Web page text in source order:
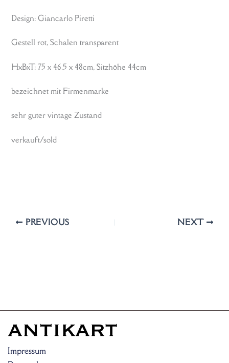
Design: Giancarlo Piretti
Gestell rot, Schalen transparent
HxBxT: 75 x 46.5 x 48cm, Sitzhöhe 44cm
bezeichnet mit Firmenmarke
sehr guter vintage Zustand
verkauft/sold
PREVIOUS NEXT
Impressum